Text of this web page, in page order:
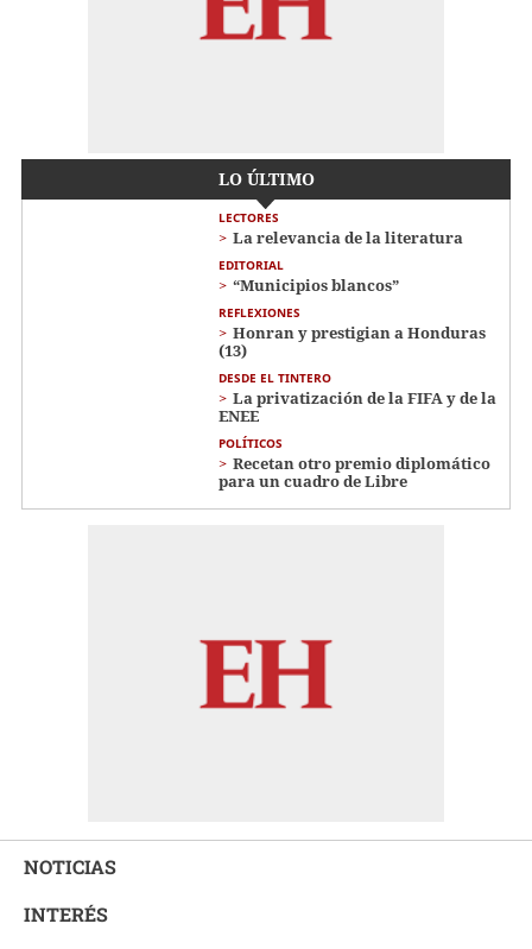
LO ÚLTIMO
LECTORES
La relevancia de la literatura
EDITORIAL
“Municipios blancos”
REFLEXIONES
Honran y prestigian a Honduras
(13)
DESDE EL TINTERO
La privatización de la FIFA y de la
ENEE
POLÍTICOS
Recetan otro premio diplomático
para un cuadro de Libre
NOTICIAS
INTERÉS